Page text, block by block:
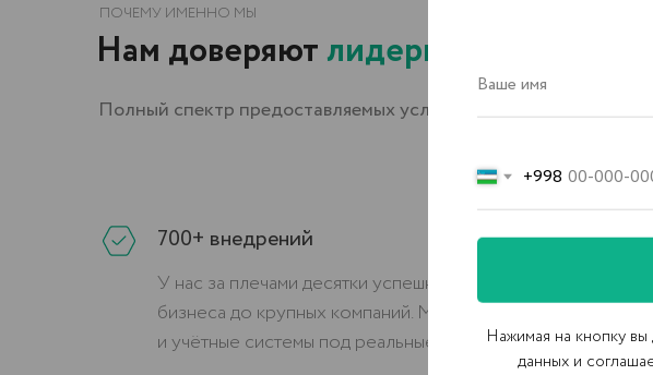
700+ внедрений
У нас за плечами десятки успешных проектов — от малого
бизнеса до крупных компаний. Мы знаем, как
и учётные системы под реальные задачи бизнеса.
+998
Нажимая на кнопку
данных и